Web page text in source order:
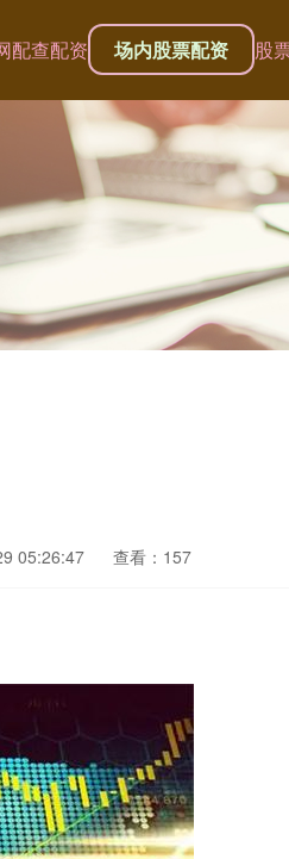
配查配资 场内股票配资 股
05:26:47 查看：157